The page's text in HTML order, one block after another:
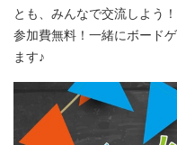
とも、みんなで交流しよう！
参加費無料！一緒にボード
ます♪